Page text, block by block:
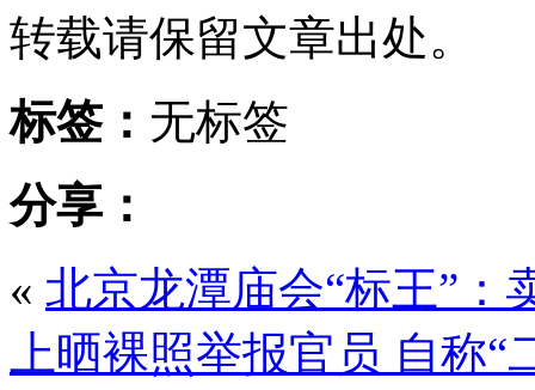
转载请保留文章出处。
标签： 无标签
分享：
« 北京龙潭庙会“标王”：
上晒裸照举报官员 自称“